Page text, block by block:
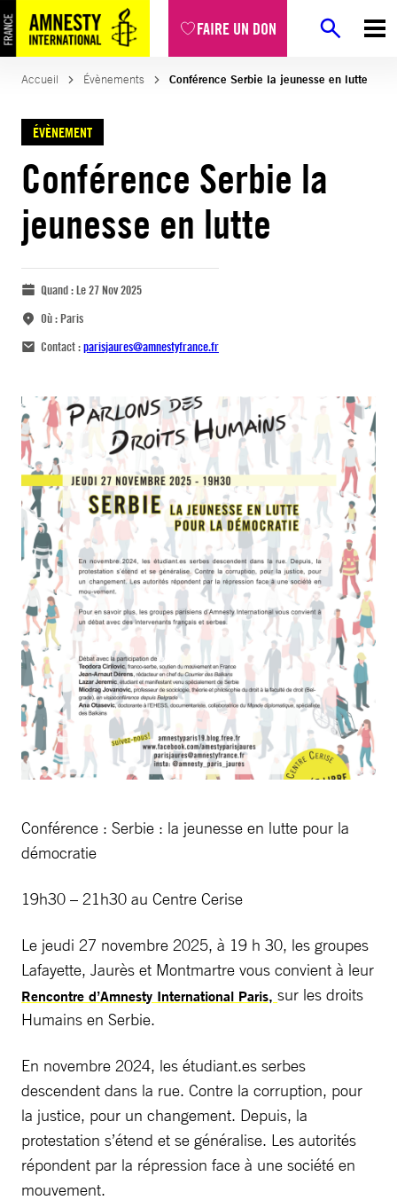
FAIRE UN DON
Accueil Évènements Conférence Serbie la jeunesse en lutte
ÉVÈNEMENT
Conférence Serbie la
jeunesse en lutte
Quand :Le 27 Nov 2025
Où :Paris
Contact :parisjaures@amnestyfrance.fr
Conférence : Serbie : la jeunesse en lutte pour la
démocratie
19h30 – 21h30 au Centre Cerise
Le jeudi 27 novembre 2025, à 19 h 30, les groupes
Lafayette, Jaurès et Montmartre vous convient à leur
Rencontre d’Amnesty International Paris, sur les droits
Humains en Serbie.
En novembre 2024, les étudiant.es serbes
descendent dans la rue. Contre la corruption, pour
la justice, pour un changement. Depuis, la
protestation s’étend et se généralise. Les autorités
répondent par la répression face à une société en
mouvement.